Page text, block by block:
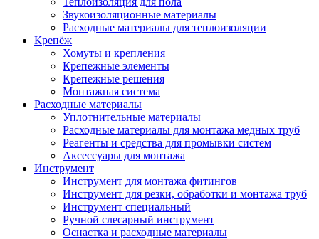
Звукоизоляционные материалы
Расходные материалы для теплоизоляции
Крепёж
Хомуты и крепления
Крепежные элементы
Крепежные решения
Монтажная система
Расходные материалы
Уплотнительные материалы
Расходные материалы для монтажа медных труб
Реагенты и средства для промывки систем
Аксессуары для монтажа
Инструмент
Инструмент для монтажа фитингов
Инструмент для резки, обработки и монтажа труб
Инструмент специальный
Ручной слесарный инструмент
Оснастка и расходные материалы